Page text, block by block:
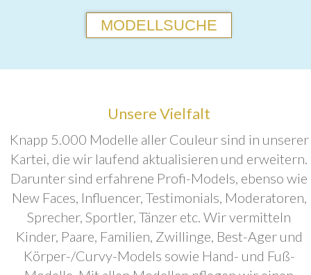
MODELLSUCHE
Unsere Vielfalt
Knapp 5.000 Modelle aller Couleur sind in unserer
Kartei, die wir laufend aktualisieren und erweitern.
Darunter sind erfahrene Profi-Models, ebenso wie
New Faces, Influencer, Testimonials, Moderatoren,
Sprecher, Sportler, Tänzer etc. Wir vermitteln
Kinder, Paare, Familien, Zwillinge, Best-Ager und
Körper-/Curvy-Models sowie Hand- und Fuß-